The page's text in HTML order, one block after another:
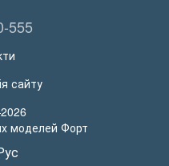
555
сайту
моделей Форт